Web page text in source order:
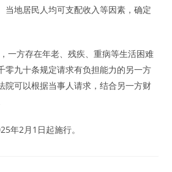
当地居民人均可支配收入等因素，确定
一方存在年老、残疾、重病等生活困难
零九十条规定请求有负担能力的另一方
院可以根据当事人请求，结合另一方财
年2月1日起施行。